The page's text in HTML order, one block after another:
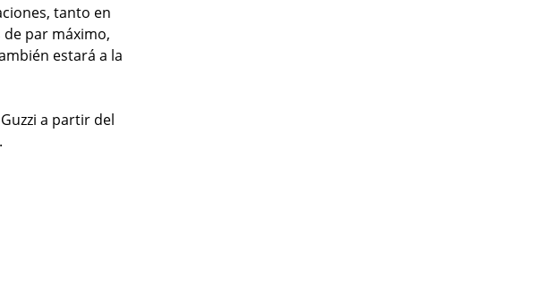
tanto en
par máximo,
estará a la
a partir del